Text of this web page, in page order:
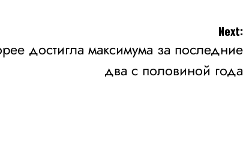
Next:
достигла максимума за последние
два с половиной года